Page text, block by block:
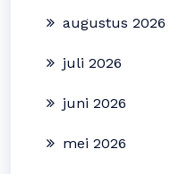
augustus 2026
juli 2026
juni 2026
mei 2026